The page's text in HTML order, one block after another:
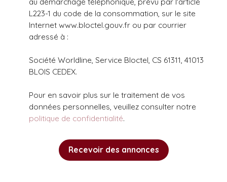
L223-1 du code de la consommation, sur le site
Internet www.bloctel.gouv.fr ou par courrier
adressé à :
Société Worldline, Service Bloctel, CS 61311, 41013
BLOIS CEDEX.
Pour en savoir plus sur le traitement de vos
données personnelles, veuillez consulter notre
politique de confidentialité.
Recevoir des annonces